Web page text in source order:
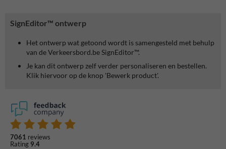
SignEditor™ ontwerp
Het ontwerp wat getoond wordt is samengesteld met behulp
van de Verkeersbord.be SignEditor™.
Je kan dit ontwerp zelf verder personaliseren en bestellen.
Klik hiervoor op de knop 'Bewerk product'.
7061 reviews
Rating 9.4